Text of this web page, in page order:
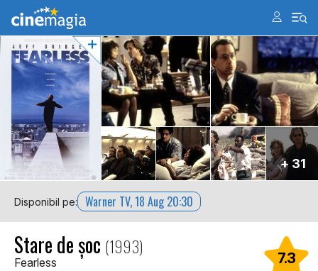
+ 31
Disponibil pe: Warner TV, 18 Aug 20:30
Stare de șoc (1993)
Fearless 7.3